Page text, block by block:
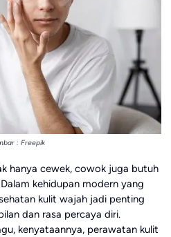
: Freepik
hanya cewek, cowok juga butuh
kehidupan modern yang
kulit wajah jadi penting
dan rasa percaya diri.
kenyataannya, perawatan kulit